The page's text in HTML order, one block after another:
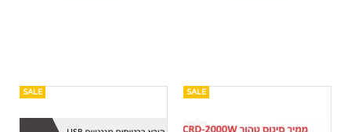
SALE
SALE